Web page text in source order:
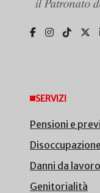
SERVIZI
Pensioni e
Danni da lavoro
Genitorialità